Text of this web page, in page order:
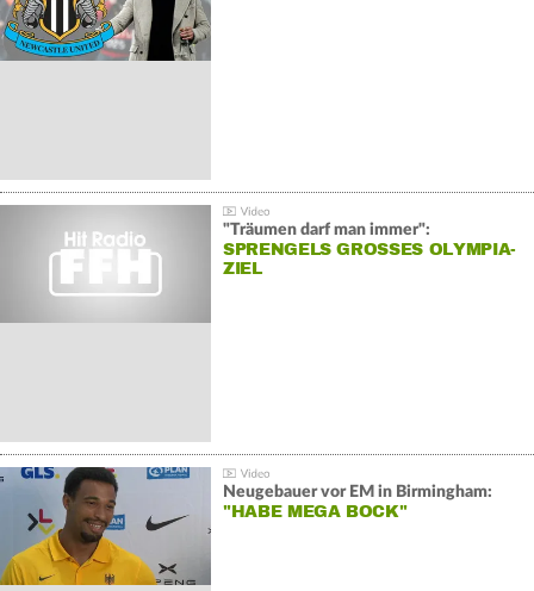
"Träumen darf man immer":
SPRENGELS GROSSES OLYMPIA-Z
IEL
Neugebauer vor EM in Birmingham:
"HABE MEGA BOCK"